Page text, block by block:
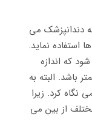
دندانپزشک می
استفاده نماید.
که اندازه
باشد. البته به
کرد. زیرا
از بین می